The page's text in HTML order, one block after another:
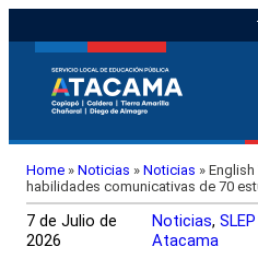
Home » Noticias » Noticias »
habilidades comunicativas de 70
7 de Julio de
2026
Noticias,
Atacama